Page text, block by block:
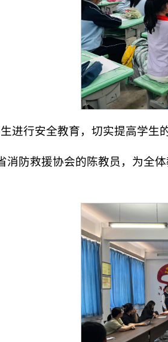
进行安全教育，切实提高学生
消防救援协会的陈教员，为全